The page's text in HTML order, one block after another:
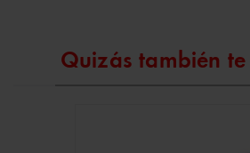
Quizás también te